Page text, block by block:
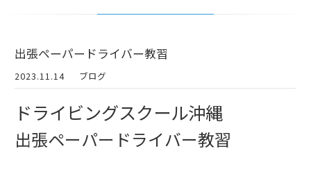
出張ペーパードライバー教習
2023.11.14 ブログ
ドライビングスクール沖縄
出張ペーパードライバー教習